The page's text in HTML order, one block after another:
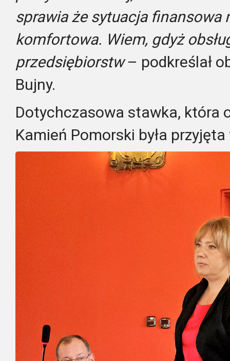
sprawia że sytuacja finansowa
komfortowa. Wiem, gdyż
przedsiębiorstw– podkreślał
Bujny.
Dotychczasowa stawka, która
Kamień Pomorski była